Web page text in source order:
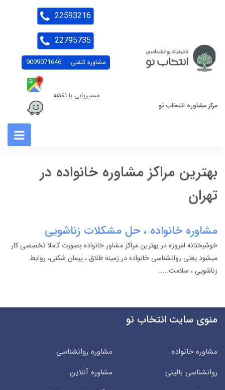
مرکز مشاوره انتخاب نو
مشاوره تلفنی 9099071646
مسیریابی با نقشه
22593216
22795735
بهترین مراکز مشاوره خانواده در
تهران
مشاوره خانواده ، حل مشکلات زناشویی
خوشبختانه امروزه در بهترین مراکز مشاور خانواده بصورت کاملا تخصصی کار
میشود یعنی روانشناسی خانواده در زمینه طلاق ، پیمان شکنی، روابط
زناشویی ، سلامت.....
منوی سایت انتخاب نو
مشاوره خانواده
مشاوره روانشناسی
روانشناسی بالینی
مشاوره آنلاین